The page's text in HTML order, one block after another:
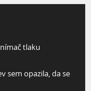
tlaku
sem opazila, da se